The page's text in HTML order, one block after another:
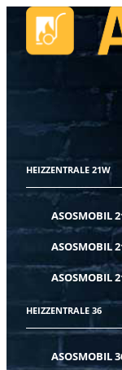
HEIZZENTRALE 21W
ASOSMOBIL
ASOSMOBIL
ASOSMOBIL
HEIZZENTRALE 36
ASOSMOBIL